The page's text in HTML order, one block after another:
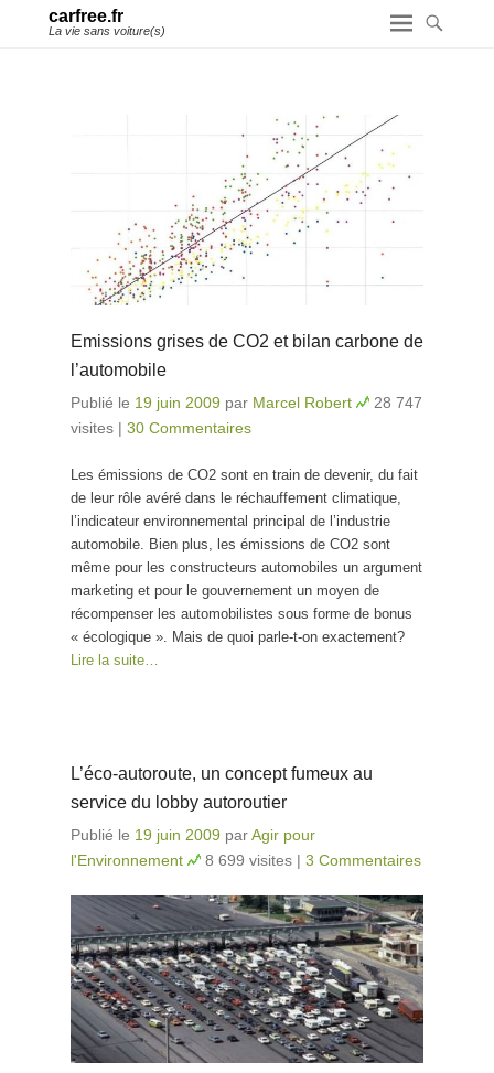
carfree.fr
La vie sans voiture(s)
Emissions grises de CO2 et bilan carbone de
l’automobile
Publié le 19 juin 2009 par Marcel Robert
28 747
visites | 30 Commentaires
Les émissions de CO2 sont en train de devenir, du fait
de leur rôle avéré dans le réchauffement climatique,
l’indicateur environnemental principal de l’industrie
automobile. Bien plus, les émissions de CO2 sont
même pour les constructeurs automobiles un argument
marketing et pour le gouvernement un moyen de
récompenser les automobilistes sous forme de bonus
« écologique ». Mais de quoi parle-t-on exactement?
Lire la suite…
L’éco-autoroute, un concept fumeux au
service du lobby autoroutier
Publié le 19 juin 2009 parAgir pour
l'Environnement
8 699 visites | 3 Commentaires